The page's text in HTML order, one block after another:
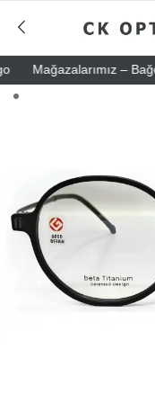
Mağazalarımız –